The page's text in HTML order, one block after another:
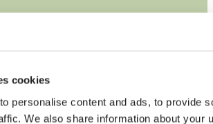
cookies
personalise content and ads, to provide
We also share information about your
Orchidee如何通过在他们的蝴蝶兰温室升